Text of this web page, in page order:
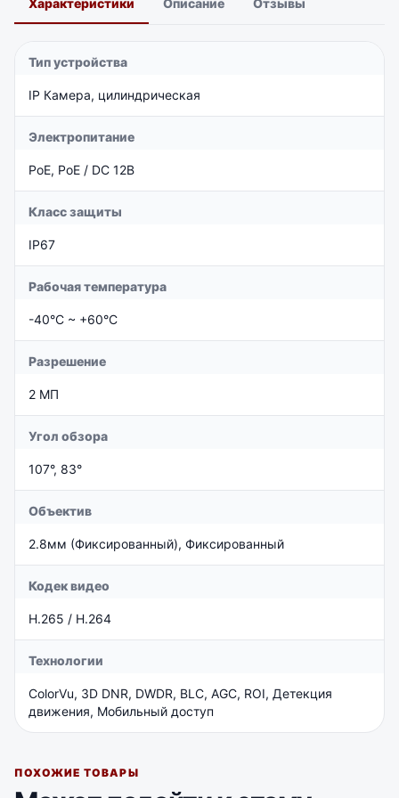
Характеристики Описание Отзывы
Тип устройства
IP Камера, цилиндрическая
Электропитание
PoE, PoE / DC 12В
Класс защиты
IP67
Рабочая температура
-40°C ~ +60°C
Разрешение
2 МП
Угол обзора
107°, 83°
Объектив
2.8мм (Фиксированный), Фиксированный
Кодек видео
H.265 / H.264
Технологии
ColorVu, 3D DNR, DWDR, BLC, AGC, ROI, Детекция
движения, Мобильный доступ
ПОХОЖИЕ ТОВАРЫ